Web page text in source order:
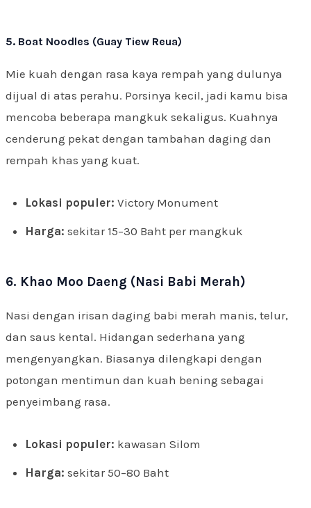
5. Boat Noodles (Guay Tiew Reua)
Mie kuah dengan rasa kaya rempah yang dulunya
dijual di atas perahu. Porsinya kecil, jadi kamu bisa
mencoba beberapa mangkuk sekaligus. Kuahnya
cenderung pekat dengan tambahan daging dan
rempah khas yang kuat.
Lokasi populer: Victory Monument
Harga: sekitar 15–30 Baht per mangkuk
6. Khao Moo Daeng (Nasi Babi Merah)
Nasi dengan irisan daging babi merah manis, telur,
dan saus kental. Hidangan sederhana yang
mengenyangkan. Biasanya dilengkapi dengan
potongan mentimun dan kuah bening sebagai
penyeimbang rasa.
Lokasi populer: kawasan Silom
Harga: sekitar 50–80 Baht